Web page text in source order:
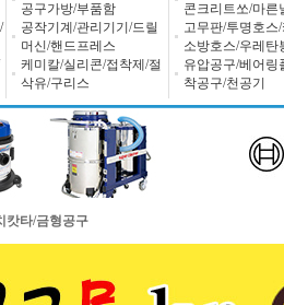
공구가방/부품함
공작기계/관리기기/드릴
머신/핸드프레스
케미칼/실리콘/접착제/절
삭유/구리스
콘크리트쏘/마른
고무판/투명호스
소방호스/우레탄
유압공구/베어링
착공구/천공기
캇타/금형공구